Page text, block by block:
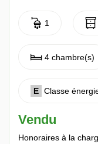
1
4 chambre(s)
E Classe
Vendu
Honoraires à la